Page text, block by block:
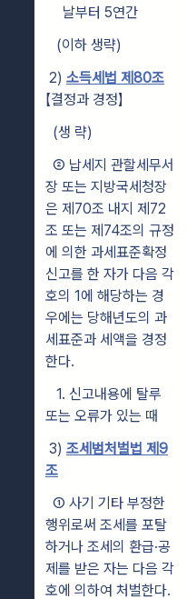
날부터 5연간
(이하 생략)
2) 소득세법 제80조
【결정과 경정】
(생 략)
② 납세지 관할세무서
장 또는 지방국세청장
은 제70조 내지 제72
조 또는 제74조의 규정
에 의한 과세표준확정
신고를 한 자가 다음 각
호의 1에 해당하는 경
우에는 당해년도의 과
세표준과 세액을 경정
한다.
1. 신고내용에 탈루
또는 오류가 있는 때
3) 조세범처벌법 제9
조
① 사기 기타 부정한
행위로써 조세를 포탈
하거나 조세의 환급·공
제를 받은 자는 다음 각
호에 의하여 처벌한다.